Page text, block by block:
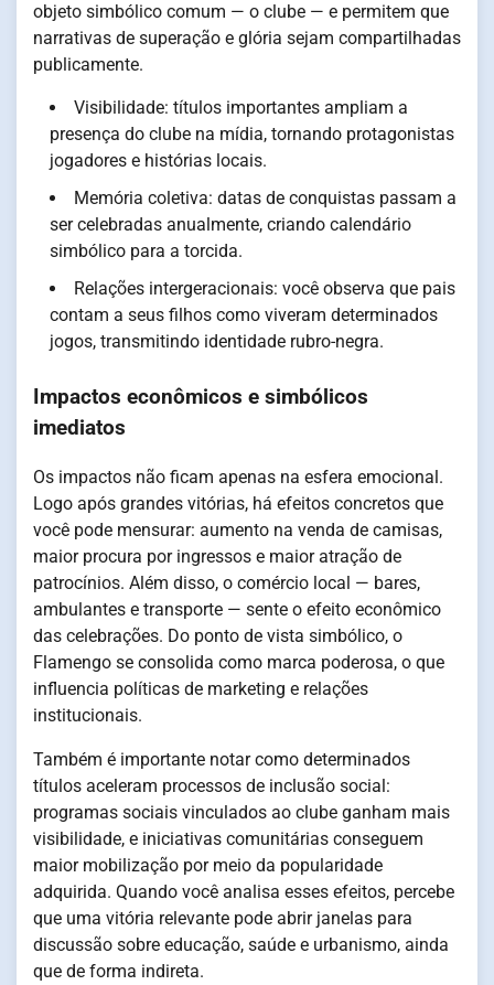
objeto simbólico comum — o clube — e permitem que
narrativas de superação e glória sejam compartilhadas
publicamente.
Visibilidade: títulos importantes ampliam a
presença do clube na mídia, tornando protagonistas
jogadores e histórias locais.
Memória coletiva: datas de conquistas passam a
ser celebradas anualmente, criando calendário
simbólico para a torcida.
Relações intergeracionais: você observa que pais
contam a seus filhos como viveram determinados
jogos, transmitindo identidade rubro-negra.
Impactos econômicos e simbólicos
imediatos
Os impactos não ficam apenas na esfera emocional.
Logo após grandes vitórias, há efeitos concretos que
você pode mensurar: aumento na venda de camisas,
maior procura por ingressos e maior atração de
patrocínios. Além disso, o comércio local — bares,
ambulantes e transporte — sente o efeito econômico
das celebrações. Do ponto de vista simbólico, o
Flamengo se consolida como marca poderosa, o que
influencia políticas de marketing e relações
institucionais.
Também é importante notar como determinados
títulos aceleram processos de inclusão social:
programas sociais vinculados ao clube ganham mais
visibilidade, e iniciativas comunitárias conseguem
maior mobilização por meio da popularidade
adquirida. Quando você analisa esses efeitos, percebe
que uma vitória relevante pode abrir janelas para
discussão sobre educação, saúde e urbanismo, ainda
que de forma indireta.